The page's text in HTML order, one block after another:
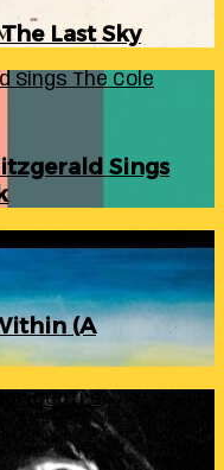
Last Sky
Sings The Cole
Sings
(A
Centre